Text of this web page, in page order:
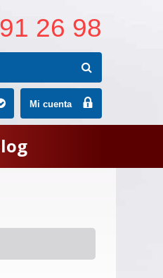
26 98
Mi cuenta